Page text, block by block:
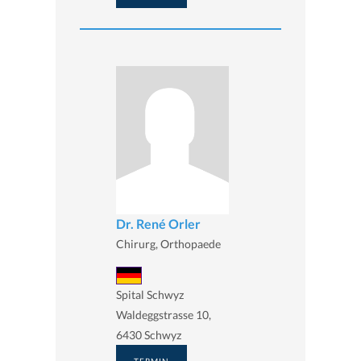
Dr. René Orler
Chirurg, Orthopaede
Spital Schwyz
Waldeggstrasse 10,
6430 Schwyz